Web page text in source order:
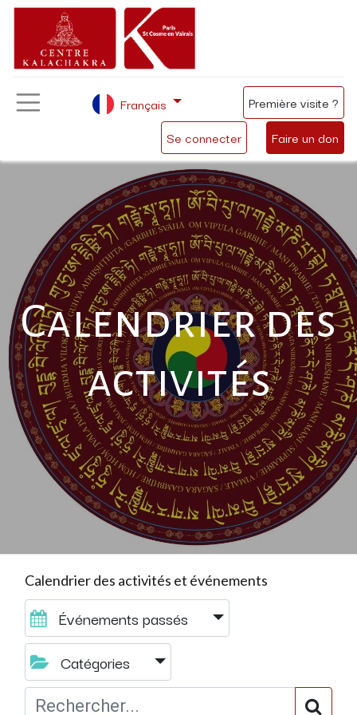
Se connecter Faire un don
Français Première visite ?
Calendrier des
activités
Calendrier des activités et événements
Événements passés
Catégories